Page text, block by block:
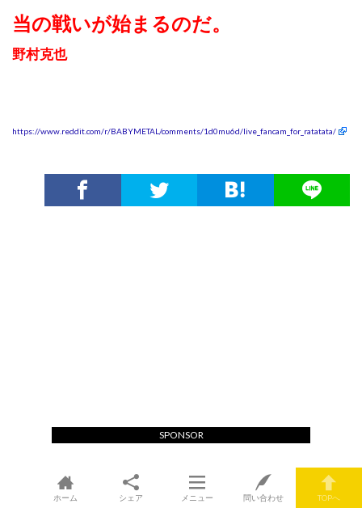
当の戦いが始まるのだ。
野村克也
https://www.reddit.com/r/BABYMETAL/comments/1d0mu6d/live_fancam_for_ratatata/
SPONSOR
ホーム シェア メニュー 問い合わせ TOPへ